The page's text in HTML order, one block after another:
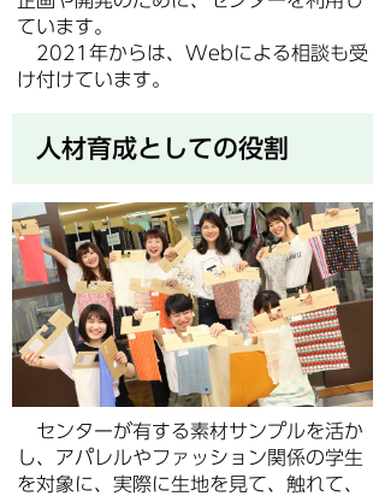
ています。
2021年からは、Webによる相談も受
け付けています。
人材育成としての役割
センターが有する素材サンプルを活か
し、アパレルやファッション関係の学生
を対象に、実際に生地を見て、触れて、